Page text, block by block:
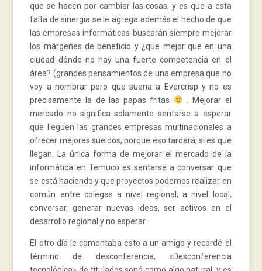
que se hacen por cambiar las cosas, y es que a esta
falta de sinergia se le agrega además el hecho de que
las empresas informáticas buscarán siempre mejorar
los márgenes de beneficio y ¿que mejor que en una
ciudad dónde no hay una fuerte competencia en el
área? (grandes pensamientos de una empresa que no
voy a nombrar pero que suena a Evercrisp y no es
precisamente la de las papas fritas
. Mejorar el
mercado no significa solamente sentarse a esperar
que lleguen las grandes empresas multinacionales a
ofrecer mejores sueldos, porque eso tardará, si es que
llegan. La única forma de mejorar el mercado de la
informática en Temuco es sentarse a conversar que
se está haciendo y que proyectos podemos realizar en
común entre colegas a nivel regional, a nivel local,
conversar, generar nuevas ideas, ser activos en el
desarrollo regional y no esperar.
El otro día le comentaba esto a un amigo y recordé el
término de desconferencia, «Desconferencia